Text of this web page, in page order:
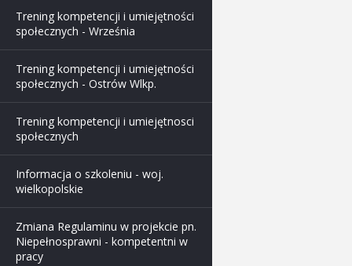
Trening kompetencji i umiejętności
społecznych - Września
Trening kompetencji i umiejętności
społecznych - Ostrów Wlkp.
Trening kompetencji i umiejętnosci
społecznych
Informacja o szkoleniu - woj.
wielkopolskie
Zmiana Regulaminu w projekcie pn.
Niepełnosprawni - kompetentni w
pracy